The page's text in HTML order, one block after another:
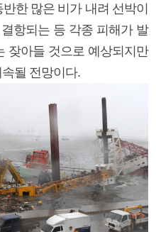
한 많은 비가 내려 선박이
항되는 등 각종 피해가 발
잦아들 것으로 예상되지만
될 전망이다.